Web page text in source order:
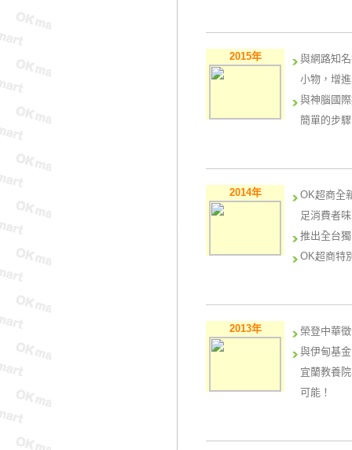
2015年
與網路知
小物，增
與神腦國
簡單的步
中加入整
與香港知
獨家限量
與索尼影
得易Ponta
資源的整
子票證新
新型態門
念，並加
2014年
OK超商全
足消費者
推出全台
OK超商特
與日本當
與周末限
確幸！
與iPASS
2013年
榮登中華
與伊甸基
宜蘭教養
可能！